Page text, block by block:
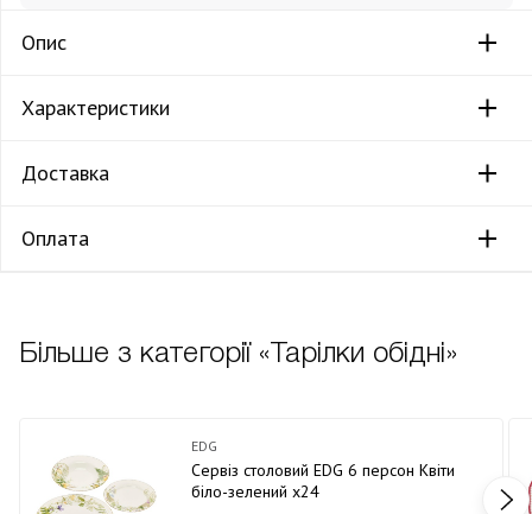
Опис
Характеристики
Доставка
Оплата
Більше з категорії «Тарілки обідні»
EDG
Сервіз столовий EDG 6 персон Квіти
біло-зелений х24